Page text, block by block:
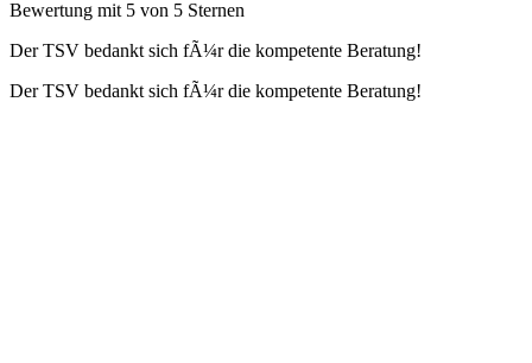
Bewertung mit 5 von 5 Sternen
Der TSV bedankt sich fÃ¼r die kompetente Beratung!
Der TSV bedankt sich fÃ¼r die kompetente Beratung!